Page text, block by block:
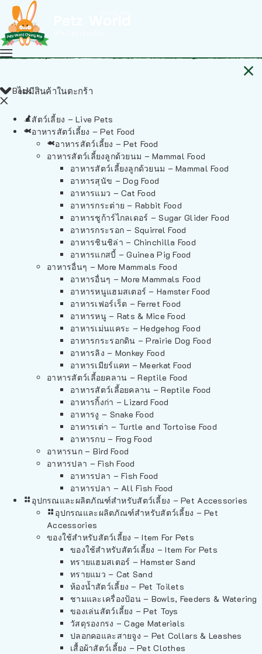
ไม่มีสินค้าในตะกร้า
Back
สัตว์เลี้ยง – Live Pets
อาหารสัตว์เลี้ยง – Pet Food
อาหารสัตว์เลี้ยง – Pet Food
อาหารสัตว์เลี้ยงลูกด้วยนม – Mammal Food
อาหารสัตว์เลี้ยงลูกด้วยนม – Mammal Food
อาหารสุนัข – Dog Food
อาหารแมว – Cat Food
อาหารกระต่าย – Rabbit Food
อาหารชูก้าร์ไกลเดอร์ – Sugar Glider Food
อาหารกระรอก – Squirrel Food
อาหารชินชิล่า – Chinchilla Food
อาหารแกสบี้ – Guinea Pig Food
อาหารอื่นๆ – More Mammals Food
อาหารอื่นๆ – More Mammals Food
อาหารหนูแฮมสเตอร์ – Hamster Food
อาหารเฟอร์เร็ต – Ferret Food
อาหารหนู – Rats & Mice Food
อาหารเม่นแคระ – Hedgehog Food
อาหารกระรอกดิน – Prairie Dog Food
อาหารลิง – Monkey Food
อาหารเมียร์แคท – Meerkat Food
อาหารสัตว์เลี้อยคลาน – Reptile Food
อาหารสัตว์เลี้อยคลาน – Reptile Food
อาหารกิ้งก่า – Lizard Food
อาหารงู – Snake Food
อาหารเต่า – Turtle and Tortoise Food
อาหารกบ – Frog Food
อาหารนก – Bird Food
อาหารปลา – Fish Food
อาหารปลา – Fish Food
อาหารปลา – All Fish Food
อุปกรณและผลิตภัณฑ์สำหรับสัตว์เลี้ยง – Pet Accessories
อุปกรณและผลิตภัณฑ์สำหรับสัตว์เลี้ยง – Pet
Accessories
ของใช้สำหรับสัตว์เลี้ยง – Item For Pets
ของใช้สำหรับสัตว์เลี้ยง – Item For Pets
ทรายแฮมสเตอร์ – Hamster Sand
ทรายแมว – Cat Sand
ห้องน้ำสัตว์เลี้ยง – Pet Toilets
ชามและเครื่องป้อน – Bowls, Feeders & Watering
ของเล่นสัตว์เลี้ยง – Pet Toys
วัสดุรองกรง – Cage Materials
ปลอกคอและสายจูง – Pet Collars & Leashes
เสื้อผ้าสัตว์เลี้ยง – Pet Clothes